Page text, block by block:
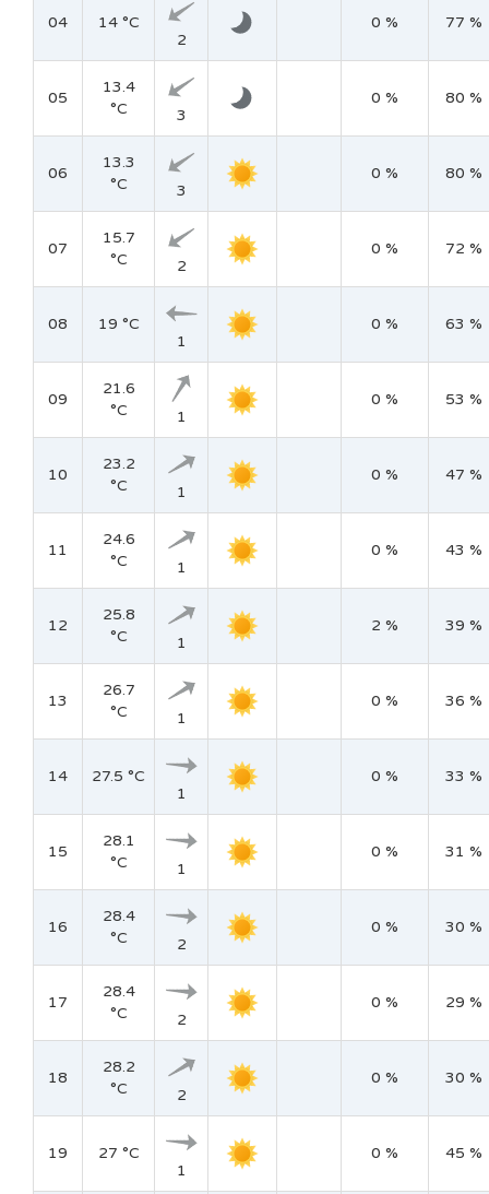
04
14 °C
2
0 % 77 %
05
13.4
°C
3
0 % 80 %
06
13.3
°C
3
0 % 80 %
07
15.7
°C
2
0 % 72 %
08
19 °C
1
0 % 63 %
09
21.6
°C
1
0 % 53 %
10
23.2
°C
1
0 % 47 %
11
24.6
°C
1
0 % 43 %
12
25.8
°C
1
2 % 39 %
13
26.7
°C
1
0 % 36 %
14
27.5 °C
1
0 % 33 %
15
28.1
°C
1
0 % 31 %
16
28.4
°C
2
0 % 30 %
17
28.4
°C
2
0 % 29 %
18
28.2
°C
2
0 % 30 %
19
27 °C
1
0 % 45 %